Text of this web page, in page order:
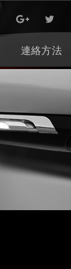
連絡方法